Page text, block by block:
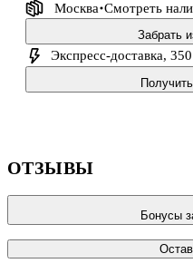
Москва Смотреть
Забрать
Экспресс-доставка,
ОТЗЫВЫ
Бонусы